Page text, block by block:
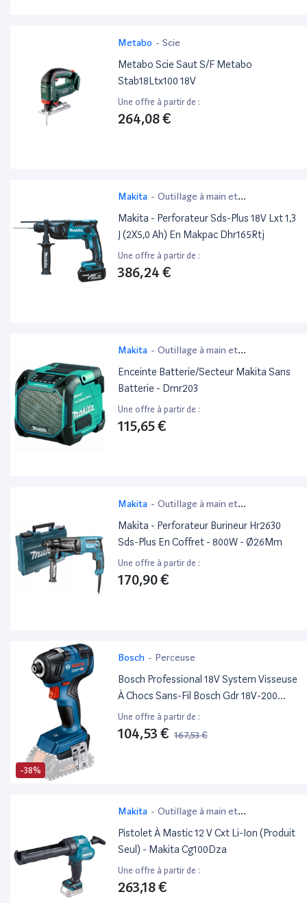
Metabo - Scie
Metabo Scie Saut S/F Metabo
Stab18Ltx100 18V
Une offre à partir de :
264,08 €
Makita - Outillage à main et
électroportatif
Makita - Perforateur Sds-Plus 18V Lxt 1,3
J (2X5,0 Ah) En Makpac Dhr165Rtj
Une offre à partir de :
386,24 €
Makita - Outillage à main et
électroportatif
Enceinte Batterie/Secteur Makita Sans
Batterie - Dmr203
Une offre à partir de :
115,65 €
Makita - Outillage à main et
électroportatif
Makita - Perforateur Burineur Hr2630
Sds-Plus En Coffret - 800W - Ø26Mm
Une offre à partir de :
170,90 €
-38%
Bosch - Perceuse
Bosch Professional 18V System Visseuse
À Chocs Sans-Fil Bosch Gdr 18V-200
(Couple Maxi 200 Nm, Sans Batterie Ni
Chargeur, Dans Boîte Carton)
Une offre à partir de :
104,53 € 167,53 €
Makita - Outillage à main et
électroportatif
Pistolet À Mastic 12 V Cxt Li-Ion (Produit
Seul) - Makita Cg100Dza
Une offre à partir de :
263,18 €